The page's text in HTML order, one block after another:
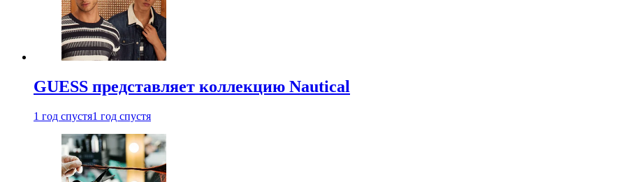
GUESS представляет коллекцию Nautical
1 год спустя1 год спустя